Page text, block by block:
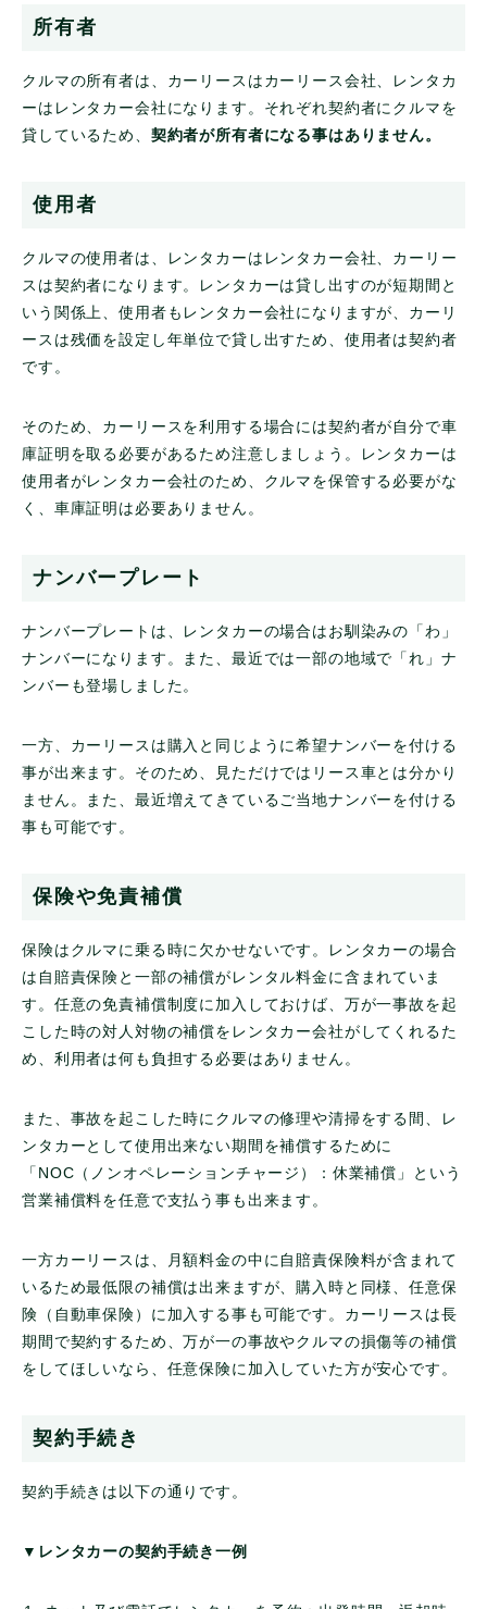
所有者
クルマの所有者は、カーリースはカーリース会社、レンタカ
ーはレンタカー会社になります。それぞれ契約者にクルマを
貸しているため、 契約者が所有者になる事はありません。
使用者
クルマの使用者は、レンタカーはレンタカー会社、カーリー
スは契約者になります。レンタカーは貸し出すのが短期間と
いう関係上、使用者もレンタカー会社になりますが、カーリ
ースは残価を設定し年単位で貸し出すため、使用者は契約者
です。
そのため、カーリースを利用する場合には契約者が自分で車
庫証明を取る必要があるため注意しましょう。レンタカーは
使用者がレンタカー会社のため、クルマを保管する必要がな
く、車庫証明は必要ありません。
ナンバープレート
ナンバープレートは、レンタカーの場合はお馴染みの「わ」
ナンバーになります。また、最近では一部の地域で「れ」ナ
ンバーも登場しました。
一方、カーリースは購入と同じように希望ナンバーを付ける
事が出来ます。そのため、見ただけではリース車とは分かり
ません。また、最近増えてきているご当地ナンバーを付ける
事も可能です。
保険や免責補償
保険はクルマに乗る時に欠かせないです。レンタカーの場合
は自賠責保険と一部の補償がレンタル料金に含まれていま
す。任意の免責補償制度に加入しておけば、万が一事故を起
こした時の対人対物の補償をレンタカー会社がしてくれるた
め、利用者は何も負担する必要はありません。
また、事故を起こした時にクルマの修理や清掃をする間、レ
ンタカーとして使用出来ない期間を補償するために
「NOC（ノンオペレーションチャージ）：休業補償」という
営業補償料を任意で支払う事も出来ます。
一方カーリースは、月額料金の中に自賠責保険料が含まれて
いるため最低限の補償は出来ますが、購入時と同様、任意保
険（自動車保険）に加入する事も可能です。カーリースは長
期間で契約するため、万が一の事故やクルマの損傷等の補償
をしてほしいなら、任意保険に加入していた方が安心です。
契約手続き
契約手続きは以下の通りです。
▼レンタカーの契約手続き一例